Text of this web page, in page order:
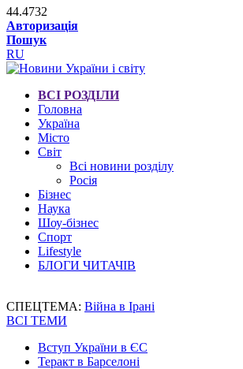
44.4732
Авторизація
Пошук
RU
ВСІ РОЗДІЛИ
Головна
Україна
Місто
Світ
Всі новини розділу
Росія
Бізнес
Наука
Шоу-бізнес
Спорт
Lifestyle
БЛОГИ ЧИТАЧІВ
СПЕЦТЕМА: Війна в Ірані
ВСІ ТЕМИ
Вступ України в ЄС
Теракт в Барселоні